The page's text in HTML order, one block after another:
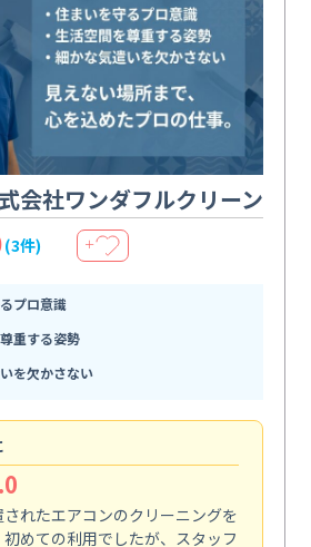
会社ワンダフルクリーン
(3件) ＋
プロ意識
重する姿勢
を欠かさない
れたエアコンのクリーニングを
めての利用でしたが、スタッフ